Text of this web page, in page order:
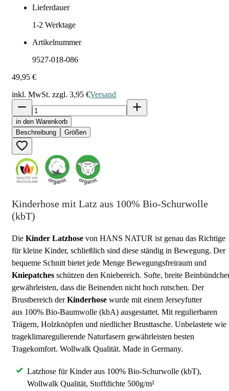
Lieferdauer
1-2 Werktage
Artikelnummer
9527-018-086
49,95 €
inkl. MwSt. zzgl. 3,95 €Versand
in den Warenkorb
Beschreibung
Größen
Kinderhose mit Latz aus 100% Bio-Schurwolle
(kbT)
Die Kinder Latzhose von HANS NATUR ist genau das Richtige
für kleine Kinder, schließlich sind diese ständig in Bewegung. Der
bequeme Schnitt bietet jede Menge Bewegungsfreiraum und
Kniepatches schützen den Kniebereich. Softe, breite
gewährleisten, dass die Beinenden nicht hoch rutschen. Der
Brustbereich derKinderhose wurde mit einem Jerseyfutter
aus 100% Bio-Baumwolle (kbA) ausgestattet. Mit regulierbaren
Trägern, Holzknöpfen und niedlicher Brusttasche. Unbelastete wie
trageklimaregulierende Naturfasern gewährleisten besten
Tragekomfort. Wollwalk Qualität. Made in Germany.
Latzhose für Kinder aus 100% Bio-Schurwolle (kbT),
Wollwalk Qualität, Stoffdichte 500g/m²